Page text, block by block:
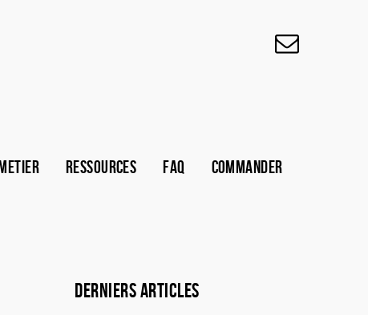
RESSOURCES FAQ COMMANDER
DERNIERS ARTICLES